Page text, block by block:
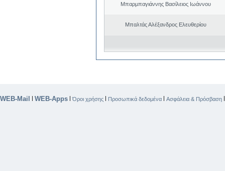
Μπαρμπαγιάννης Βασίλειος Ιωάννου
Μπαλτάς Αλέξανδρος Ελευθερίου
WEB-Mail | WEB-Apps |Όροι χρήσης | Προσωπικά δεδομένα | Ασφάλεια & Πρόσβαση